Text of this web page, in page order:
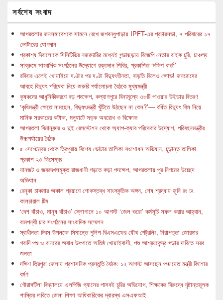
সর্বশেষ সংবাদ
আগরতলার জনসমাবেশকে সামনে রেখে জগবন্ধুপাড়ায় IPFT-এর প্রচারসভা, ৭ পরিবারের ১৭
ভোটারের যোগদান
প্রকাশ্য দিবালোকে সিসিটিভির নজরদারির মধ্যেই গন্ডাছড়ায় বিজেপি নেতার বাইক চুরি, চাঞ্চল্য
সাব্রুমে সাংবাদিক সংগঠনের উদ্যোগে রক্তদান শিবির, প্রকাশিত ‘দক্ষিণ বার্তা’
রবিবার এলেই খোয়াইয়ে ঘণ্টার পর ঘণ্টা বিদ্যুৎহীনতা, বাড়তি বিলেও ক্ষোভ! জনরোষের
আবহে বিদ্যুৎ পরিষেবা নিয়ে জরুরি পর্যালোচনা বৈঠকে মুখ্যমন্ত্রী
কৃষকদের আধুনিকীকরণে বড় পদক্ষেপ, কল্যাণপুরে বিনামূল্যে ৩৮টি পাওয়ার উইডার বিতরণ
‘কৃষিমন্ত্রী ক্ষেতে নামছেন, বিদ্যুৎমন্ত্রী খুঁটিতে উঠছেন না কেন?’— বর্ধিত বিদ্যুৎ বিল নিয়ে
মানিক সরকারের কটাক্ষ, মনুঘাটে সড়ক অবরোধ ও বিক্ষোভ
আগরতলা বিমানবন্দর ও দুই রেলস্টেশন থেকে অ্যাপ-ক্যাব পরিষেবার উদ্যোগ, পরিবহনমন্ত্রীর
উচ্চপর্যায়ের বৈঠক
৫ সেপ্টেম্বর থেকে ত্রিপুরায় বিশেষ ভোটার তালিকা সংশোধন অভিযান, চূড়ান্ত তালিকা
প্রকাশ ২৩ ডিসেম্বর
যানজট ও জবরদখলমুক্ত রাজধানী গড়তে কড়া পদক্ষেপ, আগরতলায় পুর নিগমের উচ্ছেদ
অভিযান
রেনুকা চাকমার অকাল প্রয়াণে শোকস্তব্ধ সাংস্কৃতিক অঙ্গন, শেষ শ্রদ্ধায় জুনি রং ঢং
কালচারাল টিম
‘দেশ বাঁচাও, মানুষ বাঁচাও’ স্লোগানে ১০ আগস্ট ‘জেল ভরো’ কর্মসূচি সফল করার আহ্বান,
বামপন্থী চার সংগঠনের সাংবাদিক সম্মেলন
স্বাধীনতা দিবস উপলক্ষে সিমান্তে পুলিশ-বিএসএফের যৌথ পেট্রলিং, নিরাপত্তা জোরদার
গবাদি পশু ও বানরের অবাধ উৎপাতে অতিষ্ঠ খোয়াইবাসী, পশু আশ্রয়কেন্দ্র গড়ার দাবিতে সরব
জনতা
দক্ষিণ ত্রিপুরা জেলায় প্রশাসনিক প্রস্তুতি বৈঠক: ১২ আগস্ট আসছেন পঞ্চায়েত মন্ত্রী কিশোর
বর্মণ
গৌরাঙ্গটিলা বিদ্যালয়ে এলপিজি গ্যাসের পাসবই চুরির অভিযোগ, শিক্ষকের বিরুদ্ধে দৃষ্টান্তমূলক
শাস্তির দাবিতে জেলা শিক্ষা আধিকারিকের দ্বারস্থ এসএফআই